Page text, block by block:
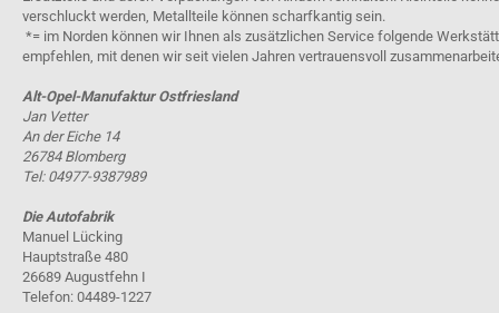
verschluckt werden, Metallteile können scharfkantig sein.
*= im Norden können wir Ihnen als zusätzlichen Service folgende
empfehlen, mit denen wir seit vielen Jahren vertrauensvoll
Alt-Opel-Manufaktur Ostfriesland
Jan Vetter
An der Eiche 14
26784 Blomberg
Tel: 04977-9387989
Die Autofabrik
Manuel Lücking
Hauptstraße 480
26689 Augustfehn I
Telefon: 04489-1227